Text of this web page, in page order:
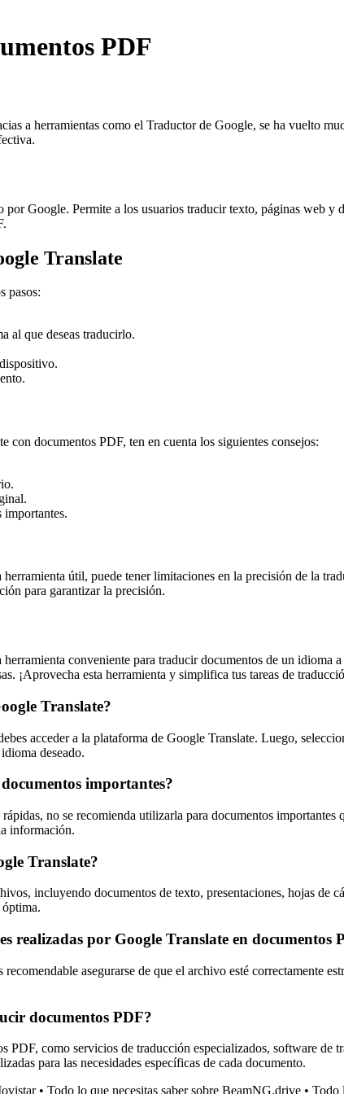
PDF
a herramientas como el Traductor de Google, se ha vuelto
Google. Permite a los usuarios traducir texto, páginas web
Translate
pasos:
al que deseas traducirlo.
con documentos PDF, ten en cuenta los siguientes consejos:
importantes.
útil, puede tener limitaciones en la precisión de la
para garantizar la precisión.
conveniente para traducir documentos de un idioma
¡Aprovecha esta herramienta y simplifica tus tareas de
Translate?
acceder a la plataforma de Google Translate. Luego,
deseado.
importantes?
no se recomienda utilizarla para documentos
información.
Translate?
incluyendo documentos de texto, presentaciones, hojas de
realizadas por Google Translate en documentos
asegurarse de que el archivo esté correctamente
documentos PDF?
PDF, como servicios de traducción especializados, software
para las necesidades específicas de cada documento.
• Todo lo que necesitas saber sobre BeamNG.drive • Todo